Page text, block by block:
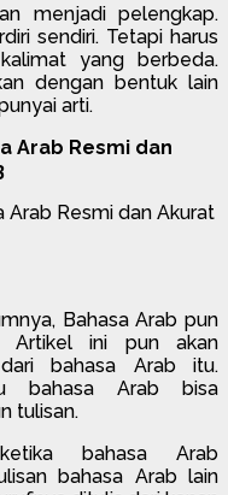
menjadi pelengkap.
sendiri. Tetapi harus
yang berbeda.
dengan bentuk lain
arti.
Arab Resmi dan
Bahasa Arab pun
Artikel ini pun akan
bahasa Arab itu.
bahasa Arab bisa
tulisan.
bahasa Arab
bahasa Arab lain